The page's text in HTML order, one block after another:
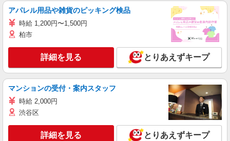
アパレル用品や雑貨のピッキング検品
時給 1,200円〜1,500円
柏市
詳細を見る とりあえずキープ
マンションの受付・案内スタッフ
時給 2,000円
渋谷区
詳細を見る とりあえずキープ